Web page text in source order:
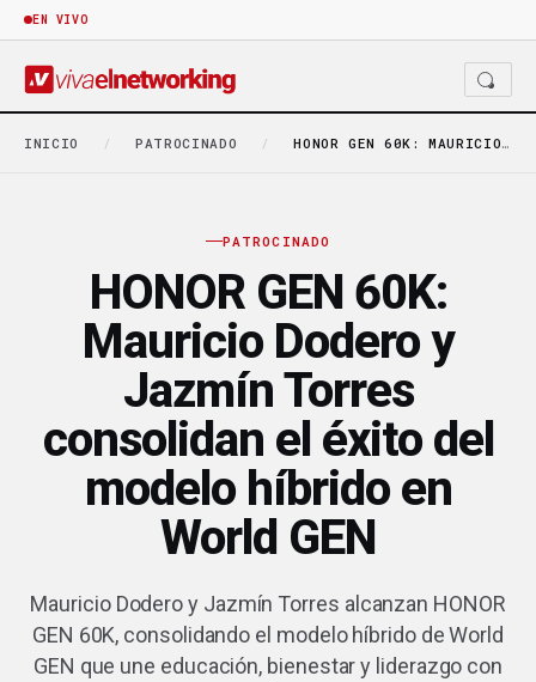
EN VIVO
INICIO / PATROCINADO / HONOR GEN 60K: MAURICIO DODERO Y JAZMÍN TORRES…
PATROCINADO
HONOR GEN 60K:
Mauricio Dodero y
Jazmín Torres
consolidan el éxito del
modelo híbrido en
World GEN
Mauricio Dodero y Jazmín Torres alcanzan HONOR
GEN 60K, consolidando el modelo híbrido de World
GEN que une educación, bienestar y liderazgo con